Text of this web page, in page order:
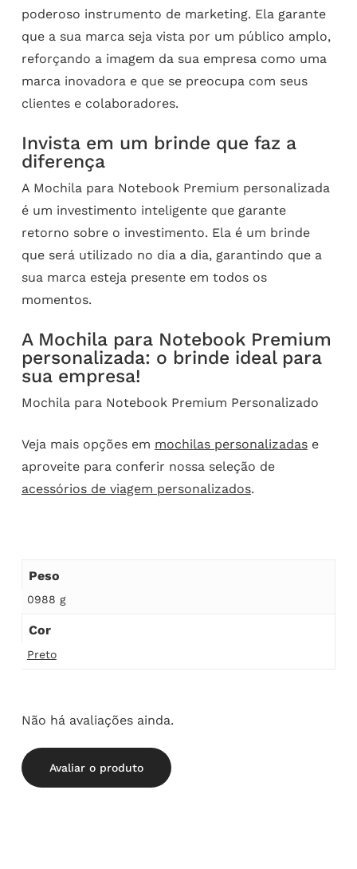
poderoso instrumento de marketing. Ela garante
que a sua marca seja vista por um público amplo,
reforçando a imagem da sua empresa como uma
marca inovadora e que se preocupa com seus
clientes e colaboradores.
Invista em um brinde que faz a
diferença
A Mochila para Notebook Premium personalizada
é um investimento inteligente que garante
retorno sobre o investimento. Ela é um brinde
que será utilizado no dia a dia, garantindo que a
sua marca esteja presente em todos os
momentos.
A Mochila para Notebook Premium
personalizada: o brinde ideal para
sua empresa!
Mochila para Notebook Premium Personalizado
Veja mais opções em mochilas personalizadase
aproveite para conferir nossa seleção de
acessórios de viagem personalizados.
Peso
0988 g
Cor
Preto
Não há avaliações ainda.
Avaliar o produto